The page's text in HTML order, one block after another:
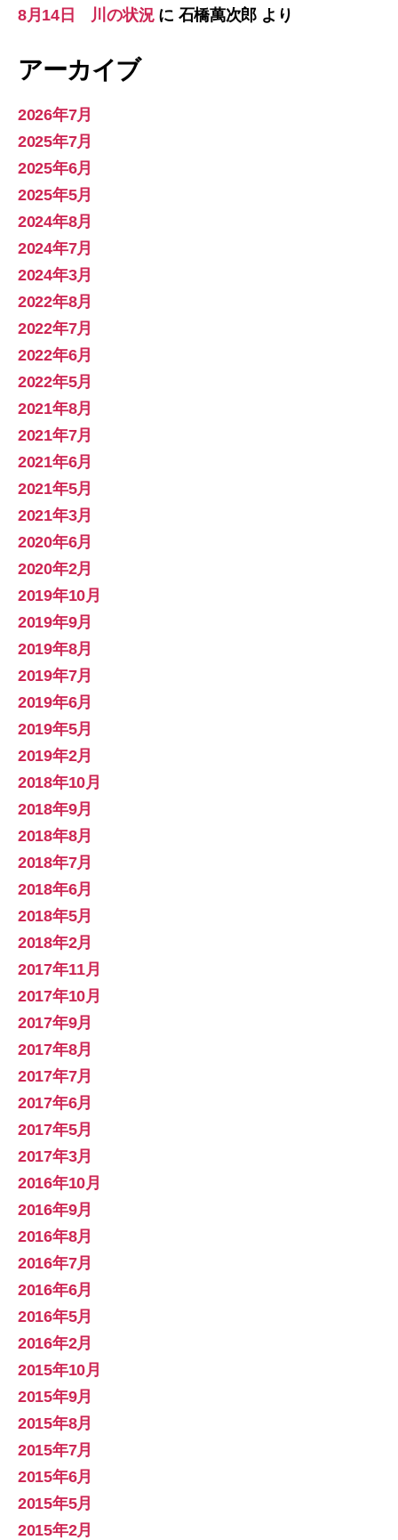
8月14日 川の状況に 石橋萬次郎 より
アーカイブ
2026年7月
2025年7月
2025年6月
2025年5月
2024年8月
2024年7月
2024年3月
2022年8月
2022年7月
2022年6月
2022年5月
2021年8月
2021年7月
2021年6月
2021年5月
2021年3月
2020年6月
2020年2月
2019年10月
2019年9月
2019年8月
2019年7月
2019年6月
2019年5月
2019年2月
2018年10月
2018年9月
2018年8月
2018年7月
2018年6月
2018年5月
2018年2月
2017年11月
2017年10月
2017年9月
2017年8月
2017年7月
2017年6月
2017年5月
2017年3月
2016年10月
2016年9月
2016年8月
2016年7月
2016年6月
2016年5月
2016年2月
2015年10月
2015年9月
2015年8月
2015年7月
2015年6月
2015年5月
2015年2月